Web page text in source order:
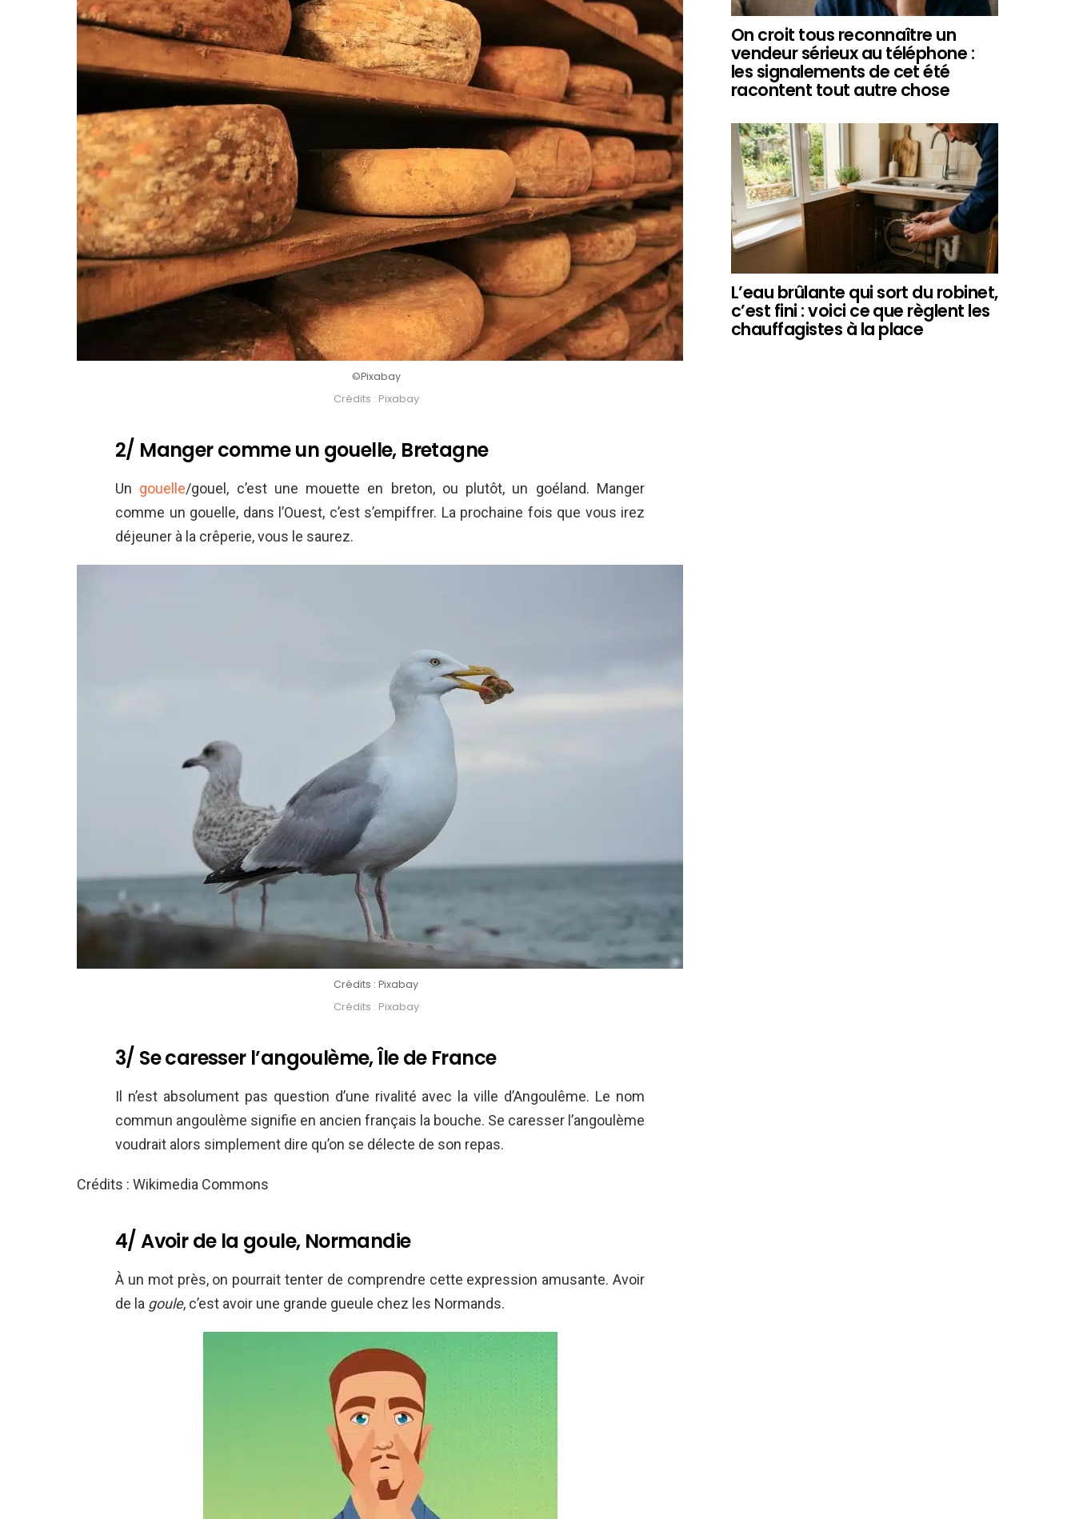
©Pixabay
Crédits : Pixabay
2/ Manger comme un gouelle, Bretagne
Un gouelle/gouel, c’est une mouette en breton, ou plutôt, un goéland. Manger
comme un gouelle, dans l’Ouest, c’est s’empiffrer. La prochaine fois que vous irez
déjeuner à la crêperie, vous le saurez.
Crédits : Pixabay
Crédits : Pixabay
3/ Se caresser l’angoulème, Île de France
Il n’est absolument pas question d’une rivalité avec la ville d’Angoulême. Le nom
commun angoulème signifie en ancien français la bouche. Se caresser l’angoulème
voudrait alors simplement dire qu’on se délecte de son repas.
Crédits : Wikimedia Commons
4/ Avoir de la goule, Normandie
À un mot près, on pourrait tenter de comprendre cette expression amusante. Avoir
de la goule, c’est avoir une grande gueule chez les Normands.
On croit tous reconnaître un
vendeur sérieux au téléphone :
les signalements de cet été
racontent tout autre chose
L’eau brûlante qui sort du robinet,
c’est fini : voici ce que règlent les
chauffagistes à la place